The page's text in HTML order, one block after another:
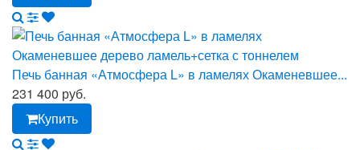
Печь банная «Атмосфера L» в ламелях Окаменевшее...
231 400 руб.
Купить